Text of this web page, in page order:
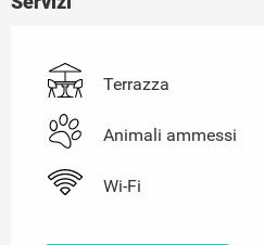
Terrazza
Animali ammessi
Wi-Fi